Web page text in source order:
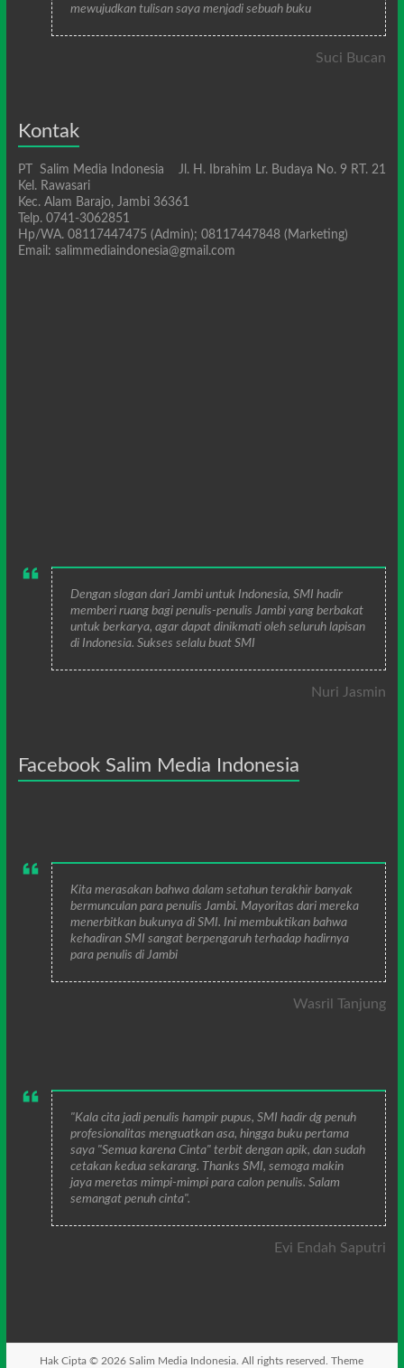
mewujudkan tulisan saya menjadi sebuah buku
Suci Bucan
Kontak
PT Salim Media Indonesia Jl. H. Ibrahim Lr. Budaya No. 9 RT. 21
Kel. Rawasari
Kec. Alam Barajo, Jambi 36361
Telp. 0741-3062851
Hp/WA. 08117447475 (Admin); 08117447848 (Marketing)
Email: salimmediaindonesia@gmail.com
Dengan slogan dari Jambi untuk Indonesia, SMI hadir
memberi ruang bagi penulis-penulis Jambi yang berbakat
untuk berkarya, agar dapat dinikmati oleh seluruh lapisan
di Indonesia. Sukses selalu buat SMI
Nuri Jasmin
Facebook Salim Media Indonesia
Kita merasakan bahwa dalam setahun terakhir banyak
bermunculan para penulis Jambi. Mayoritas dari mereka
menerbitkan bukunya di SMI. Ini membuktikan bahwa
kehadiran SMI sangat berpengaruh terhadap hadirnya
para penulis di Jambi
Wasril Tanjung
"Kala cita jadi penulis hampir pupus, SMI hadir dg penuh
profesionalitas menguatkan asa, hingga buku pertama
saya "Semua karena Cinta" terbit dengan apik, dan sudah
cetakan kedua sekarang. Thanks SMI, semoga makin
jaya meretas mimpi-mimpi para calon penulis. Salam
semangat penuh cinta".
Evi Endah Saputri
Hak Cipta © 2026Salim Media Indonesia . All rights reserved. Theme